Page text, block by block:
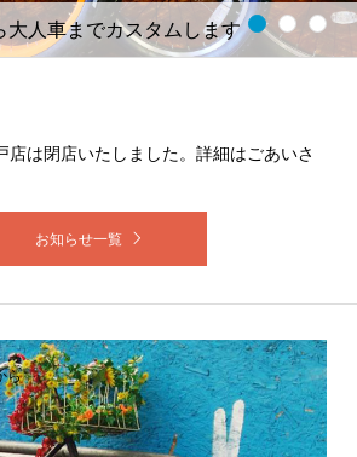
店は閉店いたしました。詳細はごあいさ
お知らせ一覧
ら